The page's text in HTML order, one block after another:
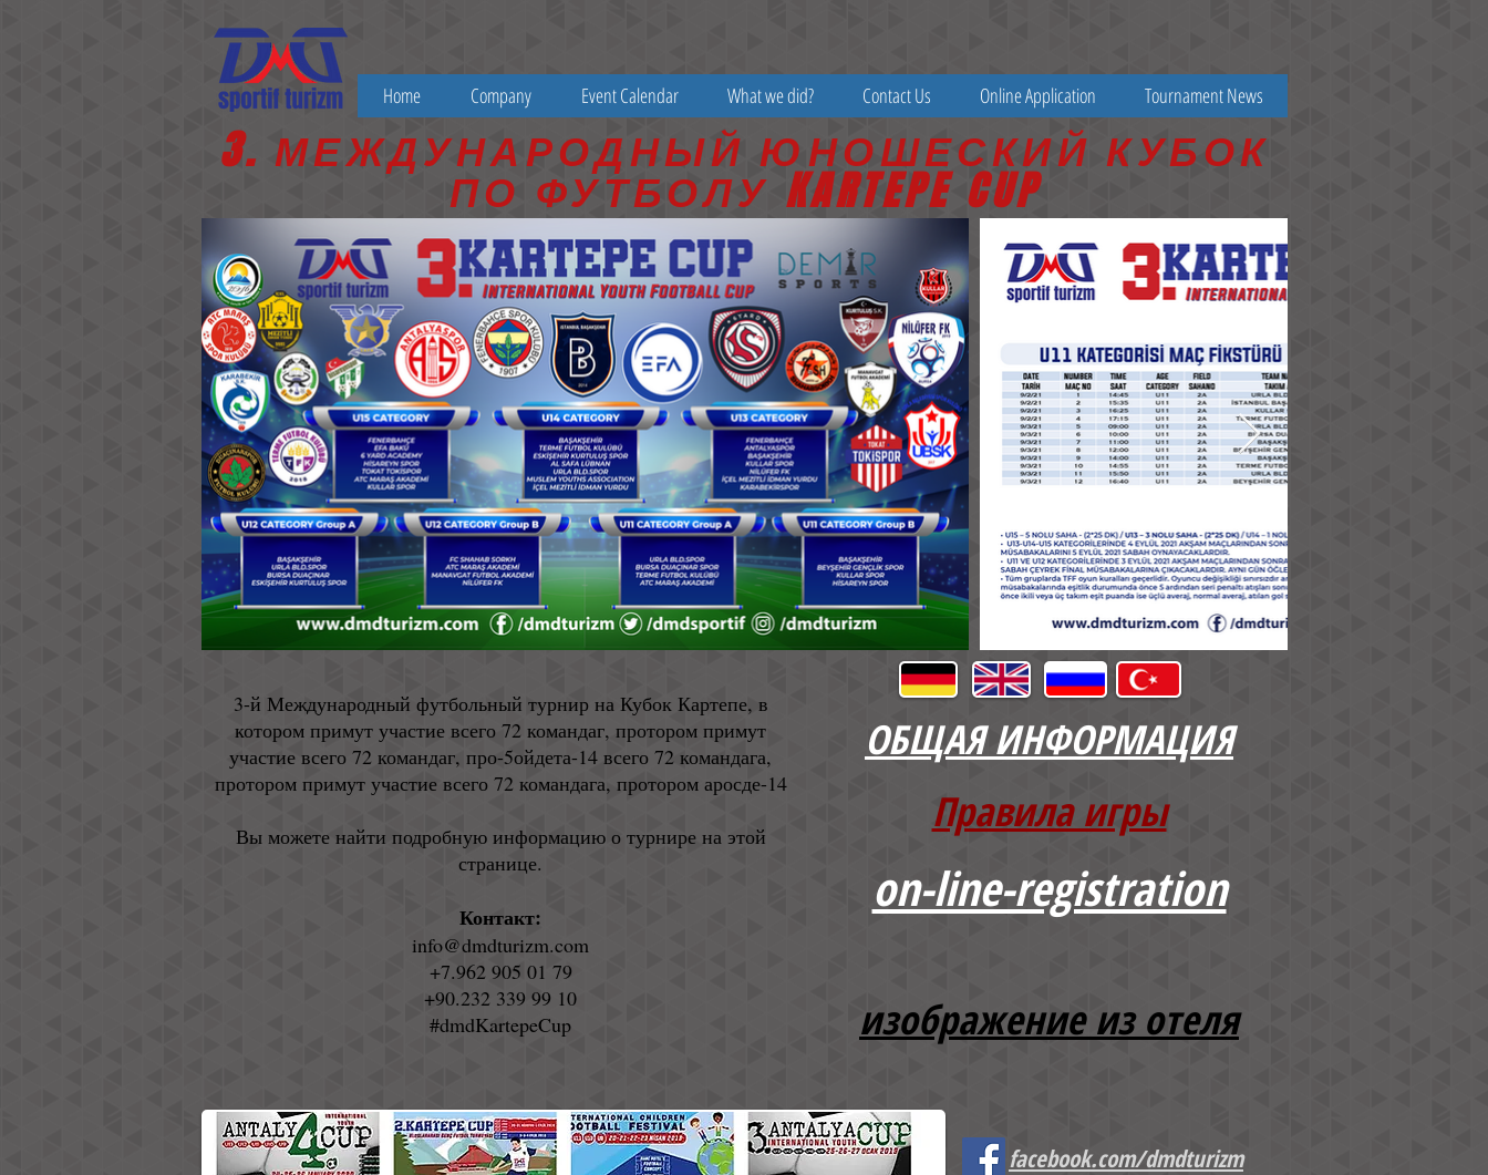
Home Company Event Calendar What we did? Contact Us Online Application Tournament News
3. МЕЖДУНАРОДНЫЙ ЮНОШЕСКИЙ КУБОК
ПО ФУТБОЛУ KARTEPE CUP
3-й Международный футбольный турнир на Кубок Картепе, в
котором примут участие всего 72 командаг, протором примут
участие всего 72 командаг, про-5ойдета-14 всего 72 командага,
протором примут участие всего 72 командага, протором аросде-14
Вы можете найти подробную информацию о турнире на этой
странице.
Контакт:
info@dmdturizm.com
+7​.962 905 01 79
+90.232 339 99 10
#dmdKartepeCup
ОБЩАЯ ИНФОРМАЦИЯ
Правила игры
on-line-registration
изображение из отеля
facebook.com/dmdturizm